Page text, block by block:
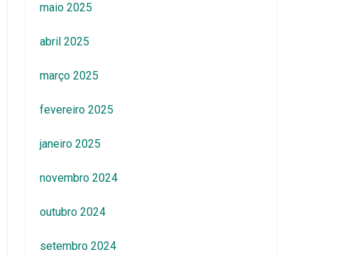
maio 2025
abril 2025
março 2025
fevereiro 2025
janeiro 2025
novembro 2024
outubro 2024
setembro 2024